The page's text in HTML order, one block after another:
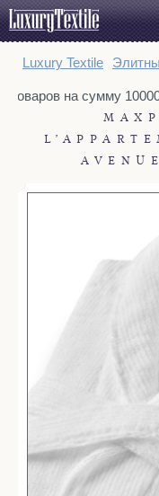
Luxury Textile
товаров на сумму